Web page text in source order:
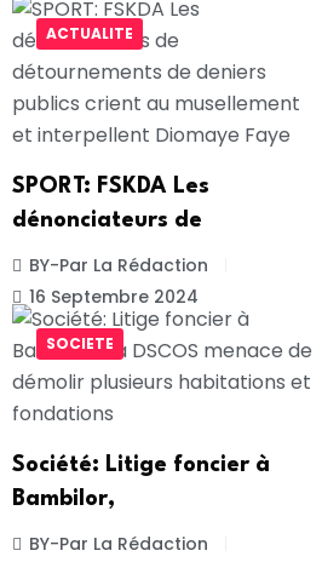
ACTUALITE
SPORT: FSKDA Les
dénonciateurs de
BY-Par La Rédaction
16 Septembre 2024
SOCIETE
Société: Litige foncier à
Bambilor,
BY-Par La Rédaction